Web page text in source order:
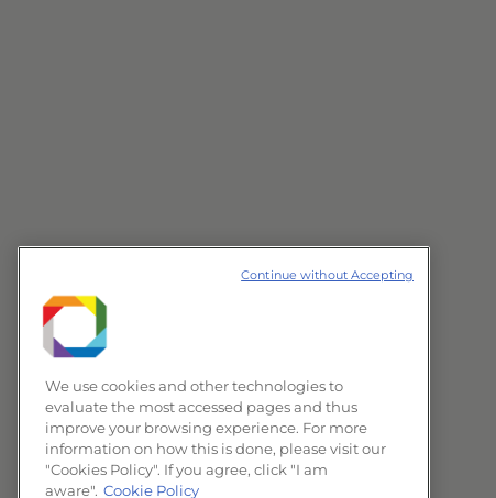
We use cookies and other technologies to
evaluate the most accessed pages and thus
improve your browsing experience. For more
information on how this is done, please visit our
"Cookies Policy". If you agree, click "I am
aware". Cookie Policy
Continue without Accepting